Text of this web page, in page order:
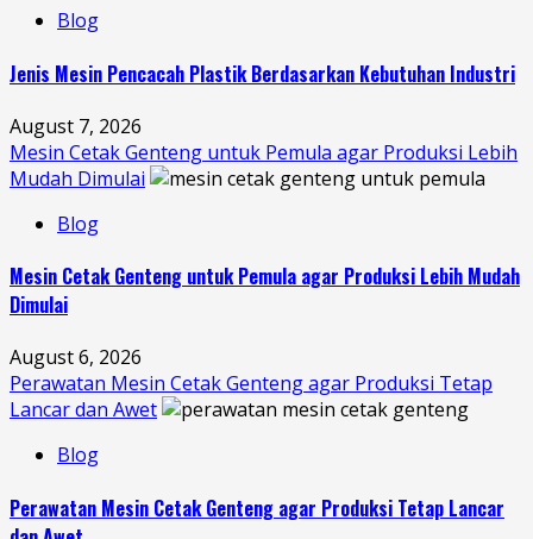
Blog
Jenis Mesin Pencacah Plastik Berdasarkan Kebutuhan Industri
August 7, 2026
Mesin Cetak Genteng untuk Pemula agar Produksi Lebih
Mudah Dimulai
Blog
Mesin Cetak Genteng untuk Pemula agar Produksi Lebih Mudah
Dimulai
August 6, 2026
Perawatan Mesin Cetak Genteng agar Produksi Tetap
Lancar dan Awet
Blog
Perawatan Mesin Cetak Genteng agar Produksi Tetap Lancar